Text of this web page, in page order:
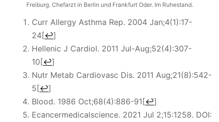
Freiburg. Chefarzt in Berlin und Frankfurt Oder. Im Ruhestand.
Curr Allergy Asthma Rep. 2004 Jan;4(1):17-
24[↩]
Hellenic J Cardiol. 2011 Jul-Aug;52(4):307-
10[↩]
Nutr Metab Cardiovasc Dis. 2011 Aug;21(8):542-
5[↩]
Blood. 1986 Oct;68(4):886-91[↩]
Ecancermedicalscience. 2021 Jul 2;15:1258. DOI: